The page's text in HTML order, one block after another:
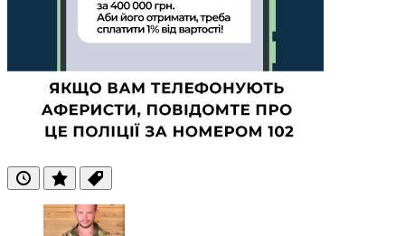
ОстанніПопулярні
Теги